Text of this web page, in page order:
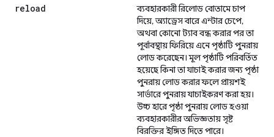
reload
ব্যবহারকারী রিলোড বোতামে চাপ
দিয়ে, অ্যাড্রেস বারে এন্টার চেপে,
অথবা কোনো ট্যাব বন্ধ করার পর তা
পূর্বাবস্থায় ফিরিয়ে এনে পৃষ্ঠাটি পুনরায়
লোড করেছেন। মূল পৃষ্ঠাটি পরিবর্তিত
হয়েছে কিনা তা যাচাই করার জন্য পৃষ্ঠা
পুনরায় লোড করার ফলে প্রায়শই
সার্ভারে পুনরায় যাচাইকরণ করা হয়।
উচ্চ হারে পৃষ্ঠা পুনরায় লোড হওয়া
ব্যবহারকারীর অভিজ্ঞতায় সৃষ্ট
বিরক্তির ইঙ্গিত দিতে পারে।